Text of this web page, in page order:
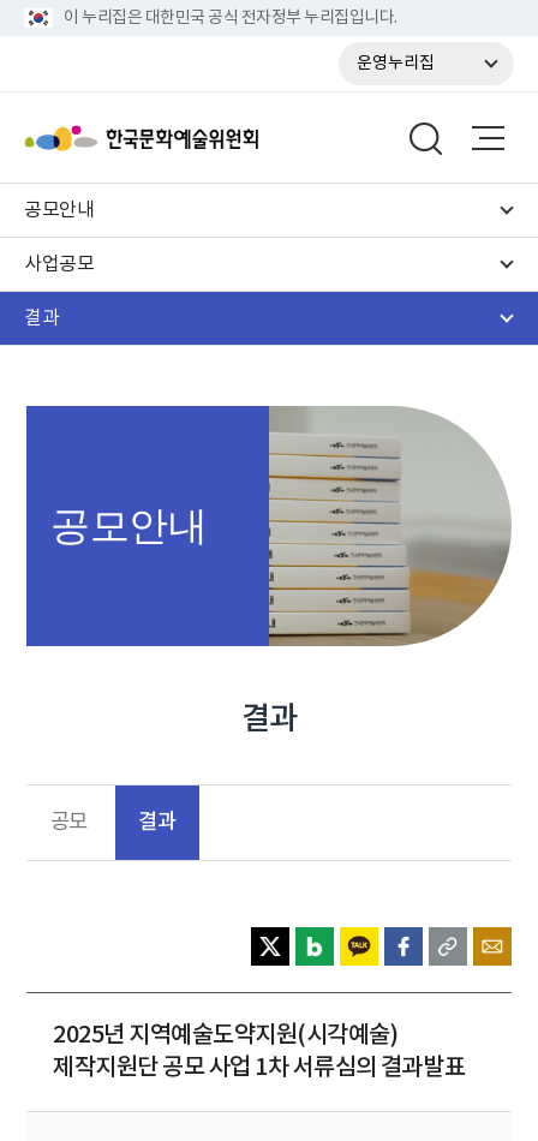
이 누리집은 대한민국 공식 전자정부 누리집입니다.
운영누리집
공모안내
사업공모
결과
공모안내
결과
공모 결과
2025년 지역예술도약지원(시각예술)
제작지원단 공모 사업 1차 서류심의 결과발표